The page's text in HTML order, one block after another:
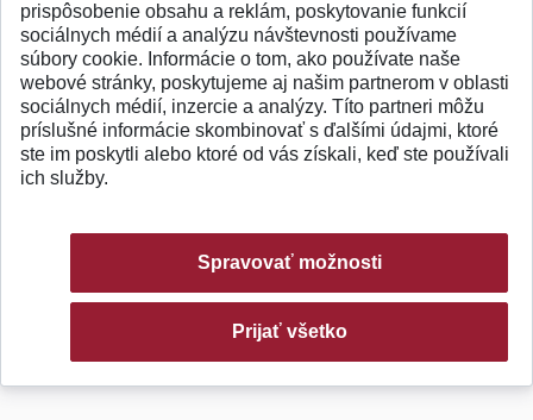
© 2026 Slovenská technická univerzita
prispôsobenie obsahu a reklám, poskytovanie funkcií
sociálnych médií a analýzu návštevnosti používame
súbory cookie. Informácie o tom, ako používate naše
webové stránky, poskytujeme aj našim partnerom v oblasti
sociálnych médií, inzercie a analýzy. Títo partneri môžu
príslušné informácie skombinovať s ďalšími údajmi, ktoré
ste im poskytli alebo ktoré od vás získali, keď ste používali
ich služby.
Spravovať možnosti
Prijať všetko